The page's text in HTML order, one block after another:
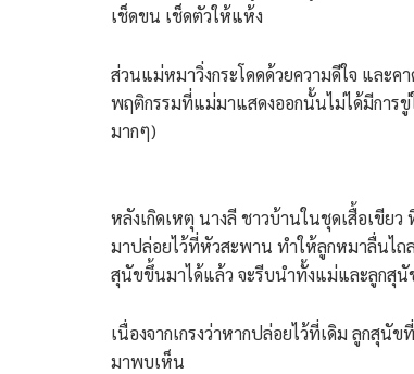
เช็ดขน เช็ดตัวให้แห้ง
ส่วนแม่หมาวิ่งกระโดดด้วยความดีใจ และ
พฤติกรรมที่แม่มาแสดงออกนั้นไม่ได้มีการ
มากๆ)
หลังเกิดเหตุ นางลี ชาวบ้านในชุดเสื้อเขีย
มาปล่อยไว้ที่หัวสะพาน ทำให้ลูกหมาลื่นไถ
สุนัขขึ้นมาได้แล้ว จะรีบนำทั้งแม่และลูกสุนั
เนื่องจากเกรงว่าหากปล่อยไว้ที่เดิม ลูกสุนั
มาพบเห็น